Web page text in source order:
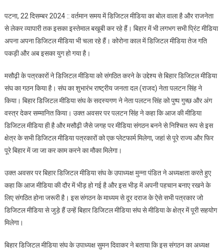
पटना, 22 दिसम्बर 2024 :: वर्तमान समय में डिजिटल मीडिया का बोल वाला है और राजनेता
से लेकर व्यापारी तक इसका इस्तेमाल बखूबी कर रहे हैं। बिहार में भी लगभग सभी प्रिंट मीडिया
अपना अपना डिजिटल मीडिया भी चला रहे हैं। कोरोना काल में डिजिटल मीडिया तेज गति
पकड़ी और अब इसका युग हो गया है।
मसौढ़ी के पत्रकारों ने डिजिटल मीडिया को संगठित करने के उद्देश्य से बिहार डिजिटल मीडिया
संघ का गठन किया है। संघ का शुभारंभ राष्ट्रीय जनता दल (राजद) नेता पलटन सिंह ने
किया। बिहार डिजिटल मीडिया संघ के सदस्यगण ने नेता पलटन सिंह को पुष्प गुच्छ और अंग
वस्त्र देकर सम्मानित किया। उक्त अवसर पर पलटन सिंह ने कहा कि आज की मीडिया
डिजिटल मीडिया ही है और मसौढ़ी जैसे जगह पर मीडिया संगठन बनने से निश्चित रूप से इस
क्षेत्र के सभी डिजिटल मीडिया पत्रकारों को एक प्लेटफार्म मिलेगा, जहां से पूरे राज्य और फिर
पूरे बिहार में जा जा कर काम करने का मौका मिलेगा।
उक्त अवसर पर बिहार डिजिटल मीडिया संघ के उपाध्यक्ष मुन्ना पंडित ने अध्यक्षता करते हुए
कहा कि आज मीडिया की दौर में भीड़ हो गई है और इस भीड़ में अपनी पहचान बनाए रखने के
लिए संगठित होना जरूरी है। इस संगठन के माध्यम से दूर दराज के ऐसे सभी पत्रकार जो
डिजिटल मीडिया से जुड़े हैं उन्हें बिहार डिजिटल मीडिया संघ से मीडिया के क्षेत्र में पूरी सहयोग
मिलेगा।
बिहार डिजिटल मीडिया संघ के उपाध्यक्ष सुमन दिवाकर ने बताया कि इस संगठन का अध्यक्ष